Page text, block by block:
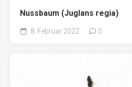
Nussbaum (Juglans regia)
8. Februar 2022 0